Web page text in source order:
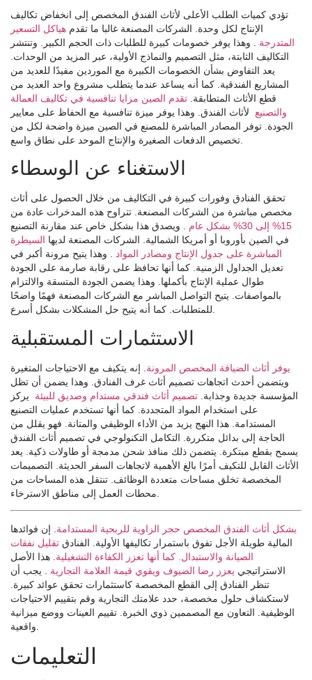
تؤدي كميات الطلب الأعلى لأثاث الفندق المخصص إلى انخفاض تكاليف
الإنتاج لكل وحدة. الشركات المصنعة غالبا ما تقدم هياكل التسعير
المتدرجة
. وهذا يوفر خصومات كبيرة للطلبات ذات الحجم الكبير. وتنتشر
التكاليف الثابتة، مثل التصميم والنماذج الأولية، عبر المزيد من الوحدات.
يعد التفاوض بشأن الخصومات الكبيرة مع الموردين مفيدًا للعديد من
المشاريع الفندقية. كما أنه يساعد عندما يتطلب مشروع واحد العديد من
قطع الأثاث المتطابقة. تقدم الصين مزايا تنافسية في تكاليف العمالة
والتصنيع
لأثاث الفندق. وهذا يوفر ميزة تنافسية مع الحفاظ على معايير
الجودة. توفر المصادر المباشرة للمصنع في الصين ميزة واضحة لكل من
الاستغناء عن الوسطاء
تحقق الفنادق وفورات كبيرة في التكاليف من خلال الحصول على أثاث
مخصص مباشرة من الشركات المصنعة. تتراوح هذه المدخرات عادة من
15% إلى 30% بشكل عام
. ويصدق هذا بشكل خاص عند مقارنة التصنيع
في الصين بأوروبا أو أمريكا الشمالية. الشركات المصنعة لديها السيطرة
المباشرة على جدول الإنتاج ومصادر المواد . وهذا يتيح مرونة أكبر في
تعديل الجداول الزمنية. كما أنها تحافظ على رقابة صارمة على الجودة
طوال عملية الإنتاج بأكملها. وهذا يضمن الجودة المتسقة والالتزام
بالمواصفات. يتيح التواصل المباشر مع الشركات المصنعة فهمًا واضحًا
للمتطلبات. كما أنه يتيح حل المشكلات بشكل أسرع.
الاستثمارات المستقبلية
يوفر أثاث الضيافة المخصص المرونة . إنه يتكيف مع الاحتياجات المتغيرة
ويتضمن أحدث اتجاهات تصميم أثاث غرف الفنادق. وهذا يضمن أن تظل
المؤسسة جديدة وجذابة. تصميم أثاث فندقي مستدام وصديق للبيئة
يركز
على استخدام المواد المتجددة. كما أنها تستخدم عمليات التصنيع
المستدامة. هذا النهج يزيد من الأداء الوظيفي والمتانة. فهو يقلل من
الحاجة إلى بدائل متكررة. التكامل التكنولوجي في تصميم أثاث الفندق
يسمح بقطع مبتكرة. يتضمن ذلك منافذ شحن مدمجة أو طاولات ذكية. يعد
الأثاث القابل للتكيف أمرًا بالغ الأهمية لاتجاهات السفر الحديثة. التصميمات
المخصصة تخلق مساحات متعددة الوظائف. تنتقل هذه المساحات من
يشكل أثاث الفندق المخصص حجر الزاوية للربحية المستدامة . إن فوائدها
المالية طويلة الأجل تفوق باستمرار تكاليفها الأولية. الفنادق تقليل نفقات
الصيانة والاستبدال. كما أنها تعزز الكفاءة التشغيلية . هذا الأصل
الاستراتيجي يعزز رضا الضيوف ويقوي قيمة العلامة التجارية
. يجب أن
تنظر الفنادق إلى القطع المخصصة كاستثمارات تحقق عوائد كبيرة.
لاستكشاف حلول مخصصة، حدد علامتك التجارية وقم بتقييم الاحتياجات
الوظيفية. التعاون مع المصممين ذوي الخبرة. تقييم العينات ووضع ميزانية
التعليمات